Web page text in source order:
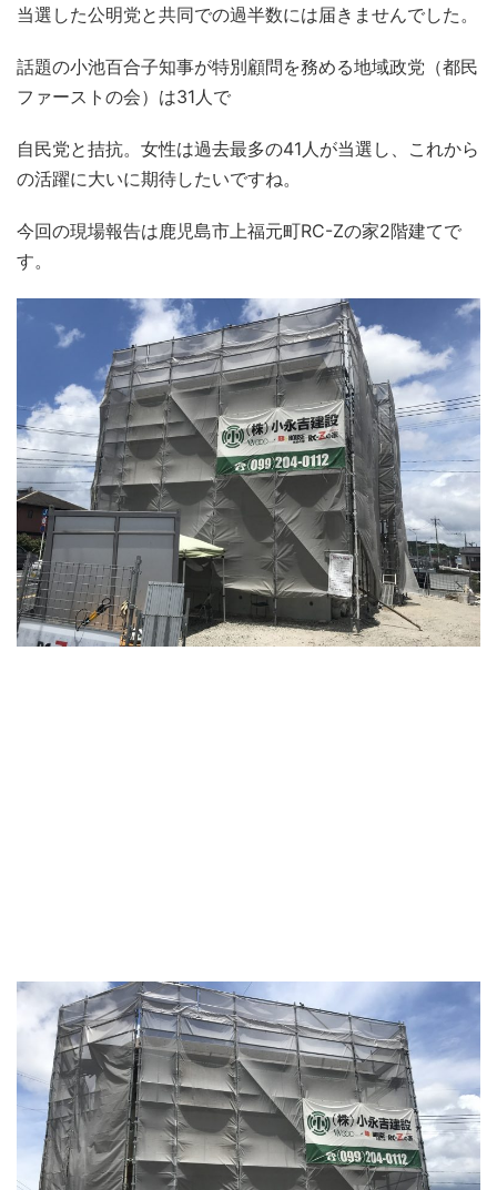
当選した公明党と共同での過半数には届きませんでした。
話題の小池百合子知事が特別顧問を務める地域政党（都民
ファーストの会）は31人で
自民党と拮抗。女性は過去最多の41人が当選し、これから
の活躍に大いに期待したいですね。
今回の現場報告は鹿児島市上福元町RC-Zの家2階建てで
す。